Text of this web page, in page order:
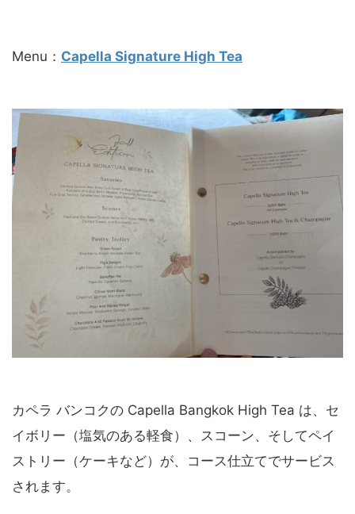
Menu： Capella Signature High Tea
カペラ バンコクの Capella Bangkok High Tea は、セ
イボリー（塩気のある軽食）、スコーン、そしてペイ
ストリー（ケーキなど）が、コース仕立てでサービス
されます。